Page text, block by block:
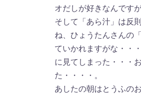
オだしが好きなんですが
そして「あら汁」は反
ね、ひょうたんさんの
ていかれますがな・・
に見てしまった・・・
た・・・・。
あしたの朝はとうふの